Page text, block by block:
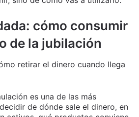
cómo consumir
de la jubilación
retirar el dinero cuando llega
es una de las más
de dónde sale el dinero, en